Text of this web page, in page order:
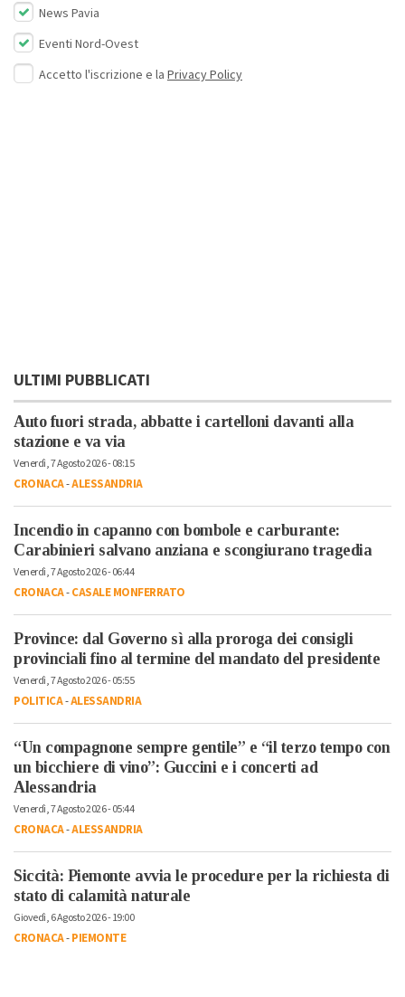
News Pavia
Eventi Nord-Ovest
Accetto l'iscrizione e la Privacy Policy
ULTIMI PUBBLICATI
Auto fuori strada, abbatte i cartelloni davanti alla
stazione e va via
Venerdì, 7 Agosto 2026 - 08:15
CRONACA-ALESSANDRIA
Incendio in capanno con bombole e carburante:
Carabinieri salvano anziana e scongiurano tragedia
Venerdì, 7 Agosto 2026 - 06:44
CRONACA-CASALE MONFERRATO
Province: dal Governo sì alla proroga dei consigli
provinciali fino al termine del mandato del presidente
Venerdì, 7 Agosto 2026 - 05:55
POLITICA-ALESSANDRIA
“Un compagnone sempre gentile” e “il terzo tempo con
un bicchiere di vino”: Guccini e i concerti ad
Alessandria
Venerdì, 7 Agosto 2026 - 05:44
CRONACA-ALESSANDRIA
Siccità: Piemonte avvia le procedure per la richiesta di
stato di calamità naturale
Giovedì, 6 Agosto 2026 - 19:00
CRONACA-PIEMONTE